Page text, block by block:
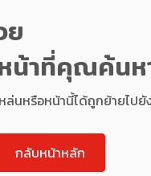
ย
น้าที่คุณค้นห
นหรือหน้านี้ได้ถูกย้ายไปยั
กลับหน้าหลัก